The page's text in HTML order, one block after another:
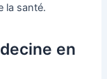
la santé.
en